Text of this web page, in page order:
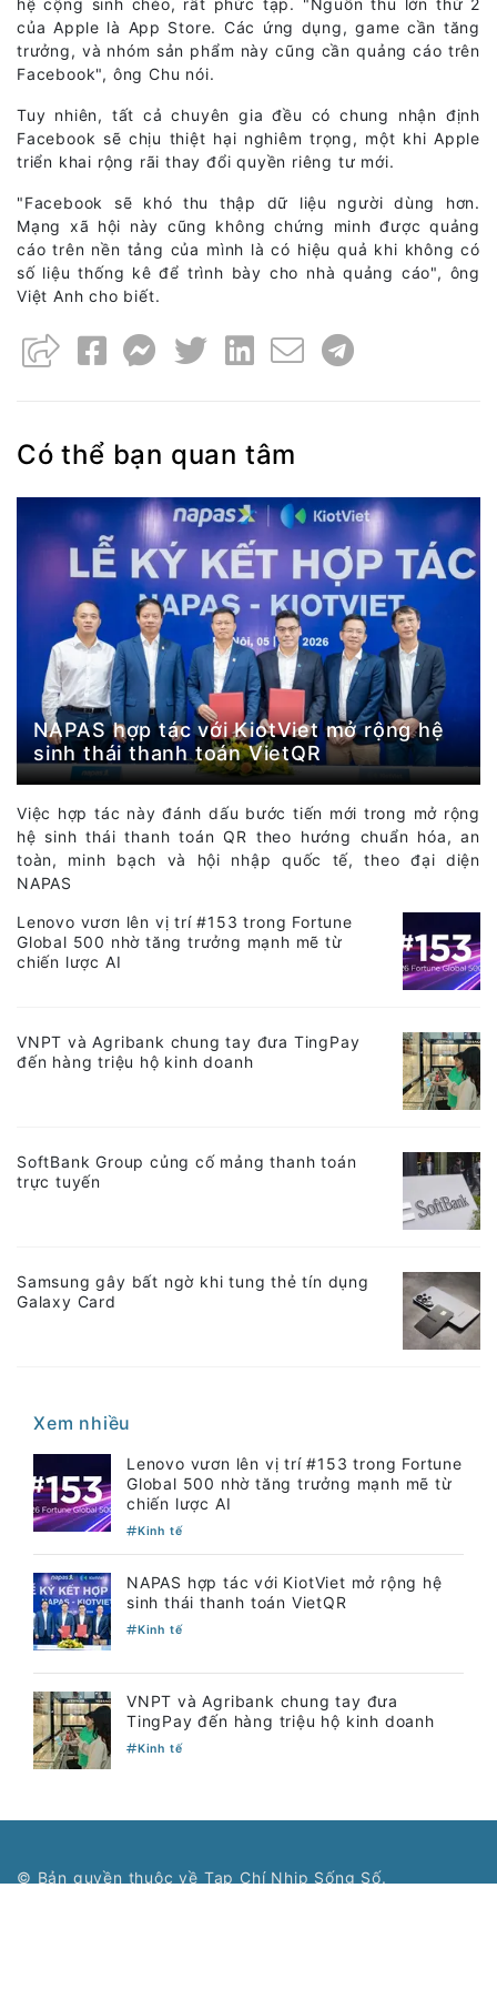
hệ cộng sinh chéo, rất phức tạp. "Nguồn thu lớn thứ 2
của Apple là App Store. Các ứng dụng, game cần tăng
trưởng, và nhóm sản phẩm này cũng cần quảng cáo trên
Facebook", ông Chu nói.
Tuy nhiên, tất cả chuyên gia đều có chung nhận định
Facebook sẽ chịu thiệt hại nghiêm trọng, một khi Apple
triển khai rộng rãi thay đổi quyền riêng tư mới.
"Facebook sẽ khó thu thập dữ liệu người dùng hơn.
Mạng xã hội này cũng không chứng minh được quảng
cáo trên nền tảng của mình là có hiệu quả khi không có
số liệu thống kê để trình bày cho nhà quảng cáo", ông
Việt Anh cho biết.
Có thể bạn quan tâm
NAPAS hợp tác với KiotViet mở rộng hệ
sinh thái thanh toán VietQR
Việc hợp tác này đánh dấu bước tiến mới trong mở rộng
hệ sinh thái thanh toán QR theo hướng chuẩn hóa, an
toàn, minh bạch và hội nhập quốc tế, theo đại diện
NAPAS
Lenovo vươn lên vị trí #153 trong Fortune
Global 500 nhờ tăng trưởng mạnh mẽ từ
chiến lược AI
VNPT và Agribank chung tay đưa TingPay
đến hàng triệu hộ kinh doanh
SoftBank Group củng cố mảng thanh toán
trực tuyến
Samsung gây bất ngờ khi tung thẻ tín dụng
Galaxy Card
Xem nhiều
Lenovo vươn lên vị trí #153 trong Fortune
Global 500 nhờ tăng trưởng mạnh mẽ từ
chiến lược AI
Kinh tế
NAPAS hợp tác với KiotViet mở rộng hệ
sinh thái thanh toán VietQR
Kinh tế
VNPT và Agribank chung tay đưa
TingPay đến hàng triệu hộ kinh doanh
Kinh tế
© Bản quyền thuộc về Tạp Chí Nhịp Sống Số.